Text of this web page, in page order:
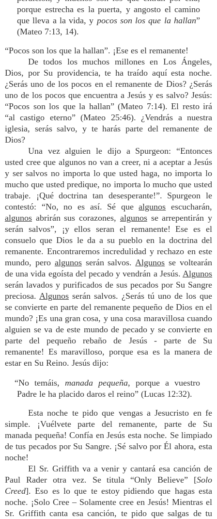
porque estrecha es la puerta, y angosto el camino
que lleva a la vida, y pocos son los que la hallan”
(Mateo 7:13, 14).
“Pocos son los que la hallan”. ¡Ese es el remanente!
De todos los muchos millones en Los Ángeles,
Dios, por Su providencia, te ha traído aquí esta noche.
¿Serás uno de los pocos en el remanente de Dios? ¿Serás
uno de los pocos que encuentra a Jesús y es salvo? Jesús:
“Pocos son los que la hallan” (Mateo 7:14). El resto irá
“al castigo eterno” (Mateo 25:46). ¿Vendrás a nuestra
iglesia, serás salvo, y te harás parte del remanente de
Dios?
Una vez alguien le dijo a Spurgeon: “Entonces
usted cree que algunos no van a creer, ni a aceptar a Jesús
y ser salvos no importa lo que usted haga, no importa lo
mucho que usted predique, no importa lo mucho que usted
trabaje. ¡Qué doctrina tan desesperante!”. Spurgeon le
contestó: “No, no es así. Sé quealgunos escucharán,
algunos abrirán sus corazones, algunosse arrepentirán y
serán salvos”, ¡y ellos seran el remanente! Ese es el
consuelo que Dios le da a su pueblo en la doctrina del
remanente. Encontraremos incredulidad y rechazo en este
mundo, pero algunosserán salvos.Algunos se voltearán
de una vida egoísta del pecado y vendrán a Jesús. Algunos
serán lavados y purificados de sus pecados por Su Sangre
preciosa. Algunos serán salvos. ¿Serás tú uno de los que
se convierte en parte del remanente pequeño de Dios en el
mundo? ¡Es una gran cosa, y una cosa maravillosa cuando
alguien se va de este mundo de pecado y se convierte en
parte del pequeño rebaño de Jesús - parte de Su
remanente! Es maravilloso, porque esa es la manera de
estar en Su Reino. Jesús dijo:
“No temáis,manada pequeña, porque a vuestro
Padre le ha placido daros el reino” (Lucas 12:32).
Esta noche te pido que vengas a Jesucristo en fe
simple. ¡Vuélvete parte del remanente, parte de Su
manada pequeña! Confía en Jesús esta noche. Se limpiado
de tus pecados por Su Sangre. ¡Sé salvo por Él ahora, esta
noche!
El Sr. Griffith va a venir y cantará esa canción de
Paul Rader otra vez. Se titula “Only Believe” [Solo
Creed]. Eso es lo que te estoy pidiendo que hagas esta
noche. ¡Solo Cree – Solamente cree en Jesús! Mientras el
Sr. Griffith canta esa canción, te pido que salgas de tu